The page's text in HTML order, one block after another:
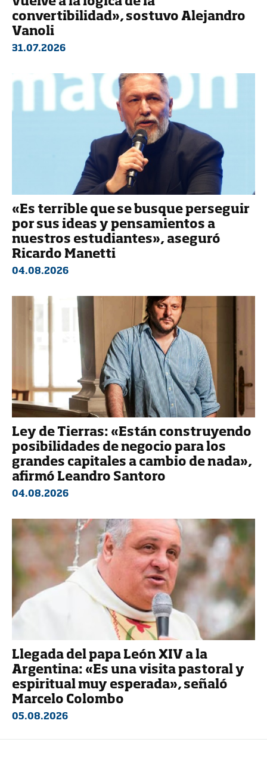
convertibilidad», sostuvo Alejandro
Vanoli
31.07.2026
«Es terrible que se busque perseguir
por sus ideas y pensamientos a
nuestros estudiantes», aseguró
Ricardo Manetti
04.08.2026
Ley de Tierras: «Están construyendo
posibilidades de negocio para los
grandes capitales a cambio de nada»,
afirmó Leandro Santoro
04.08.2026
Llegada del papa León XIV a la
Argentina: «Es una visita pastoral y
espiritual muy esperada», señaló
Marcelo Colombo
05.08.2026